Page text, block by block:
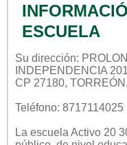
ESCUELA
Su dirección:
INDEPENDENCIA
CP 27180,
Teléfono: 8717114025
La escuela Activo 20